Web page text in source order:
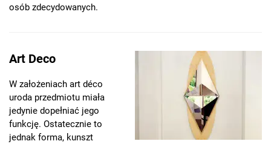
osób zdecydowanych.
Art Deco
W założeniach art déco
uroda przedmiotu miała
jedynie dopełniać jego
funkcję. Ostatecznie to
jednak forma, kunszt